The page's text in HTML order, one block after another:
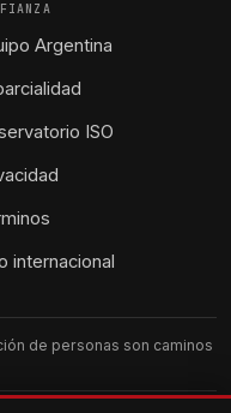
Argentina
ISO
internacional
de personas son caminos